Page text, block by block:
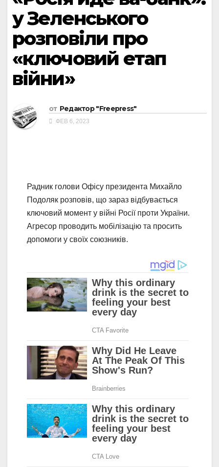
у Зеленського
розповіли про
«ключовий етап
війни»
от Редактор "Freepress"
ФЕВ 6, 2023
Радник голови Офісу президента Михайло
Подоляк розповів, що зараз відбувається
ключовий момент у війні Росії проти України.
Агресор проводить мобілізацію та просить
допомоги у своїх союзників.